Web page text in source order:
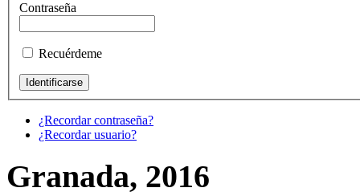
Contraseña
Recuérdeme
¿Recordar contraseña?
¿Recordar usuario?
Granada, 2016